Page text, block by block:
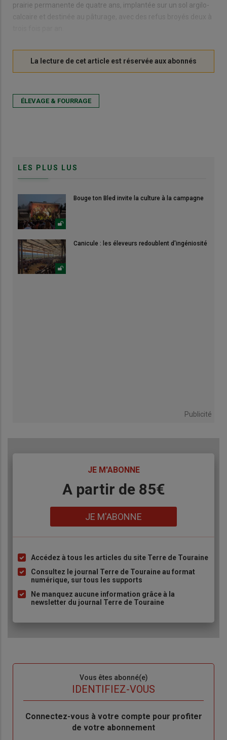
prairie permanente de quatre ans, implantée sur un sol argilo-
ÉLEVAGE & FOURRAGE
LES PLUS LUS
Bouge ton Bled invite la culture à la campagne
Canicule : les éleveurs redoublent d'ingéniosité
Publicité
JE M'ABONNE
A partir de 85€
JE M'ABONNE
Liste
à
puce
Accédez à tous les articles du site Terre de Touraine
Consultez le journal Terre de Touraine au format
numérique, sur tous les supports
Ne manquez aucune information grâce à la
newsletter du journal Terre de Touraine
Vous êtes abonné(e)
IDENTIFIEZ-VOUS
Body
Connectez-vous à votre compte pour profiter
de votre abonnement